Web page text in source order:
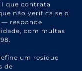
I que contrata
não verifica se o
responde
com multas
um resíduo
de